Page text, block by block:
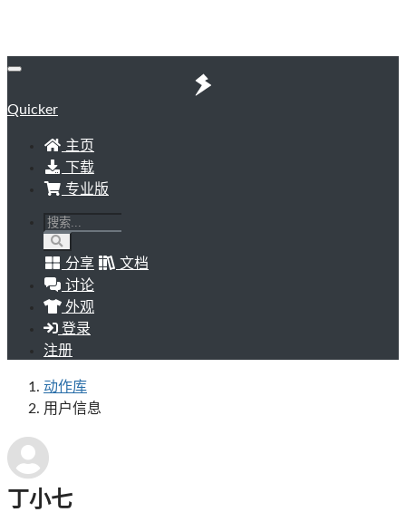
Quicker
主页
下载
专业版
分享
文档
讨论
外观
登录
注册
动作库
用户信息
丁小七